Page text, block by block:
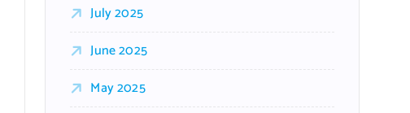
July 2025
June 2025
May 2025